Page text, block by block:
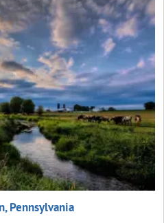
Pennsylvania